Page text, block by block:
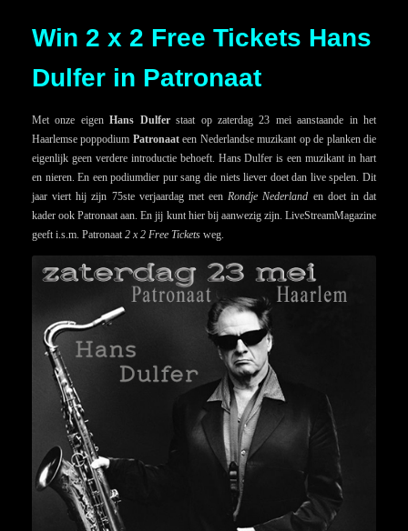
Win 2 x 2 Free Tickets Hans
Dulfer in Patronaat
Met onze eigenHans Dulferstaat op zaterdag 23 mei aanstaande in het
Haarlemse poppodium Patronaateen Nederlandse muzikant op de planken die
eigenlijk geen verdere introductie behoeft. Hans Dulfer is een muzikant in hart
en nieren. En een podiumdier pur sang die niets liever doet dan live spelen. Dit
jaar viert hij zijn 75ste verjaardag met een Rondje Nederland en doet in dat
kader ook Patronaat aan. En jij kunt hier bij aanwezig zijn. LiveStreamMagazine
geeft i.s.m. Patronaat 2 x 2 Free Tickets weg.